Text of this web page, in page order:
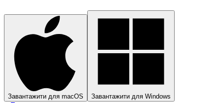
Завантажити для macOS Завантажити для Windows